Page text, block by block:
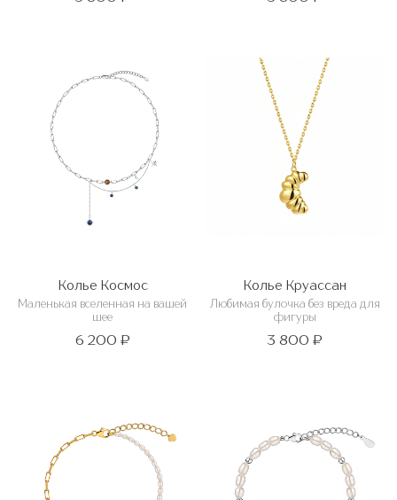
Колье Космос
Маленькая вселенная на вашей
шее
6 200 ₽
Колье Круассан
Любимая булочка без вреда для
фигуры
3 800 ₽